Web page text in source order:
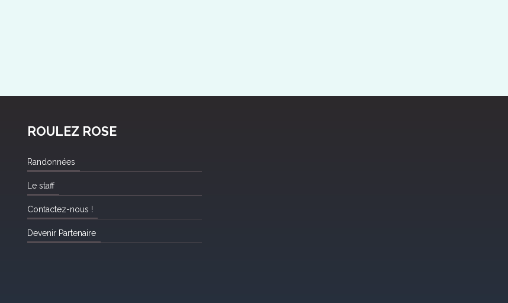
ROULEZ ROSE
Randonnées
Le staff
Contactez-nous !
Devenir Partenaire